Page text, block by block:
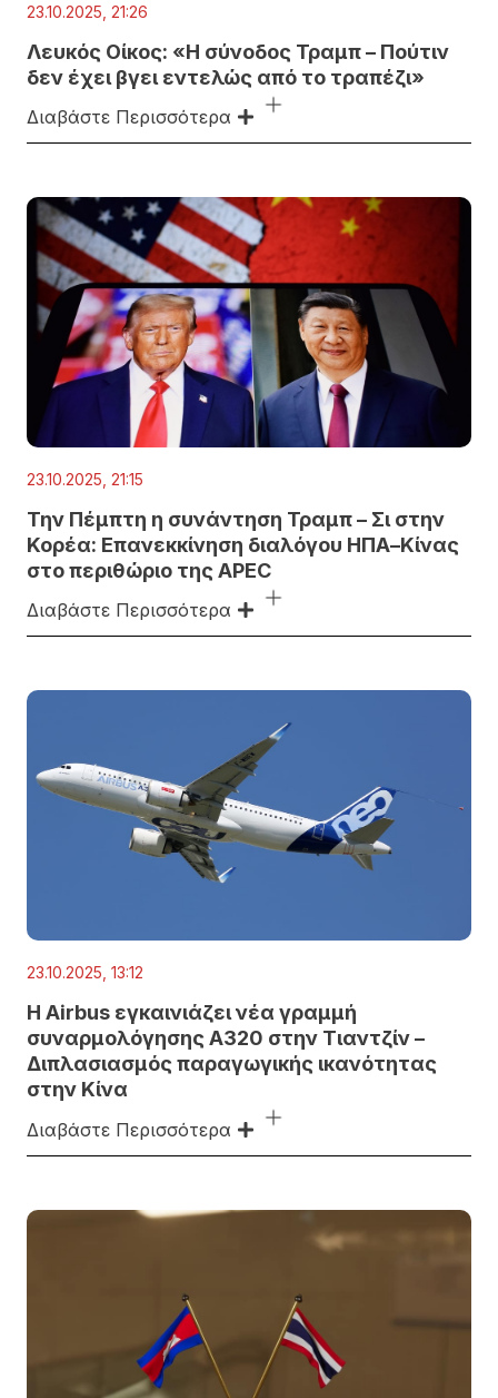
23.10.2025, 21:26
Λευκός Οίκος: «Η σύνοδος Τραμπ – Πούτιν
δεν έχει βγει εντελώς από το τραπέζι»
Διαβάστε Περισσότερα
23.10.2025, 21:15
Την Πέμπτη η συνάντηση Τραμπ – Σι στην
Κορέα: Επανεκκίνηση διαλόγου ΗΠΑ–Κίνας
στο περιθώριο της APEC
Διαβάστε Περισσότερα
23.10.2025, 13:12
Η Airbus εγκαινιάζει νέα γραμμή
συναρμολόγησης A320 στην Τιαντζίν –
Διπλασιασμός παραγωγικής ικανότητας
στην Κίνα
Διαβάστε Περισσότερα